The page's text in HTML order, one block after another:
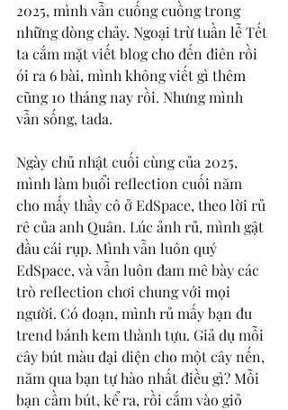
2025, mình vẫn cuống cuồng trong
những dòng chảy. Ngoại trừ tuần lễ Tết
ta cắm mặt viết blog cho đến điên rồi
ói ra 6 bài, mình không viết gì thêm
cũng 10 tháng nay rồi. Nhưng mình
vẫn sống, tada.
Ngày chủ nhật cuối cùng của 2025,
mình làm buổi reflection cuối năm
cho mấy thầy cô ở EdSpace, theo lời rủ
rê của anh Quân. Lúc ảnh rủ, mình gật
đầu cái rụp. Mình vẫn luôn quý
EdSpace, và vẫn luôn đam mê bày các
trò reflection chơi chung với mọi
người. Có đoạn, mình rủ mấy bạn đu
trend bánh kem thành tựu. Giả dụ mỗi
cây bút màu đại diện cho một cây nến,
năm qua bạn tự hào nhất điều gì? Mỗi
bạn cầm bút, kể ra, rồi cắm vào giỏ